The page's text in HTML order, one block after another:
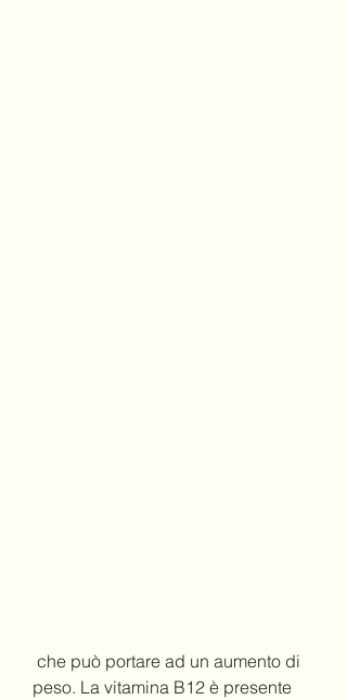
peso. La vitamina B12 è presente